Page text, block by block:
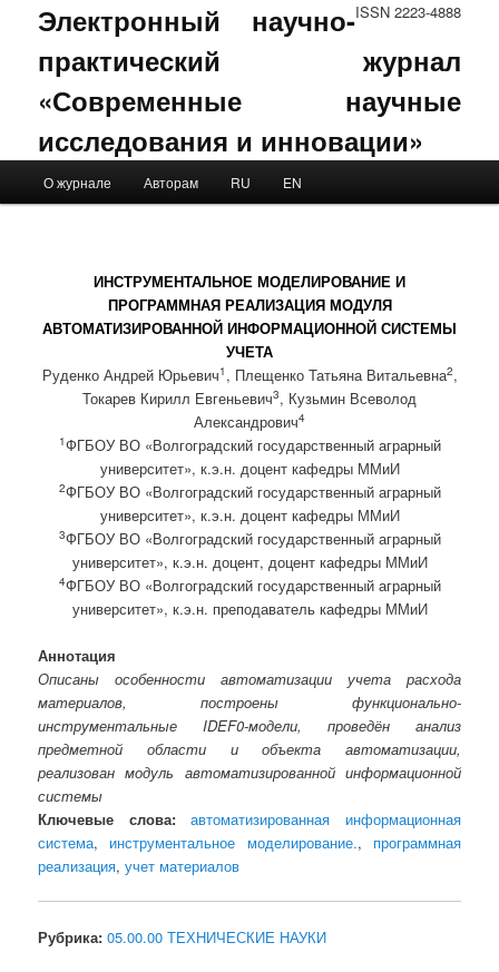
ISSN 2223-4888
Электронный научно-
практический журнал
«Современные научные
исследования и инновации»
Skip to primary content
Skip to secondary content
О журнале Авторам RU EN
ИНСТРУМЕНТАЛЬНОЕ МОДЕЛИРОВАНИЕ И
ПРОГРАММНАЯ РЕАЛИЗАЦИЯ МОДУЛЯ
АВТОМАТИЗИРОВАННОЙ ИНФОРМАЦИОННОЙ СИСТЕМЫ
УЧЕТА
Руденко Андрей Юрьевич1 , Плещенко Татьяна Витальевна2,
Токарев Кирилл Евгеньевич3, Кузьмин Всеволод
Александрович4
1ФГБОУ ВО «Волгоградский государственный аграрный
университет», к.э.н. доцент кафедры ММиИ
2ФГБОУ ВО «Волгоградский государственный аграрный
университет», к.э.н. доцент кафедры ММиИ
3ФГБОУ ВО «Волгоградский государственный аграрный
университет», к.э.н. доцент, доцент кафедры ММиИ
4ФГБОУ ВО «Волгоградский государственный аграрный
университет», к.э.н. преподаватель кафедры ММиИ
Аннотация
Описаны особенности автоматизации учета расхода
материалов, построены функционально-
инструментальные IDEF0-модели, проведён анализ
предметной области и объекта автоматизации,
реализован модуль автоматизированной информационной
системы
Ключевые слова:
автоматизированная информационная
система, инструментальное моделирование., программная
реализация,учет материалов
Рубрика: 05.00.00 ТЕХНИЧЕСКИЕ НАУКИ